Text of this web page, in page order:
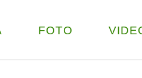
FOTO